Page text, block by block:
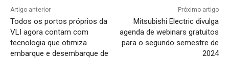
Artigo anterior
Todos os portos próprios da
VLI agora contam com
tecnologia que otimiza
embarque e desembarque de
Próximo artigo
Mitsubishi Electric divulga
agenda de webinars gratuitos
para o segundo semestre de
2024